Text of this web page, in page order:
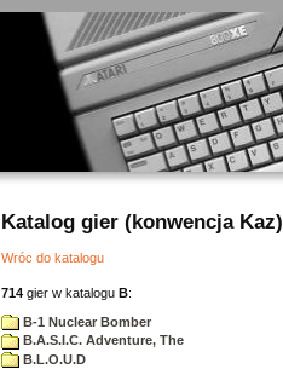
Katalog gier (konwencja Kaz)
Wróc do katalogu
714 gier w katalogu B:
B-1 Nuclear Bomber
B.A.S.I.C. Adventure, The
B.L.O.U.D